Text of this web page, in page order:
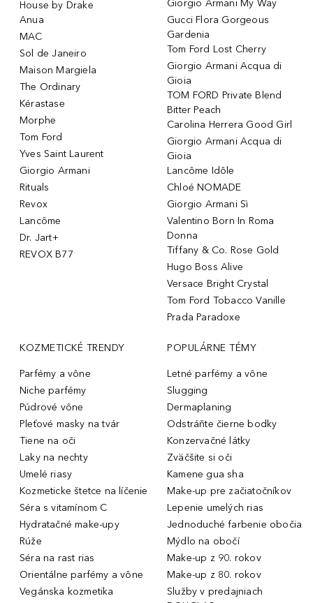
House by Drake
Anua
MAC
Sol de Janeiro
Maison Margiela
The Ordinary
Kérastase
Morphe
Tom Ford
Yves Saint Laurent
Giorgio Armani
Rituals
Revox
Lancôme
Dr. Jart+
REVOX B77
Giorgio Armani My Way
Gucci Flora Gorgeous
Gardenia
Tom Ford Lost Cherry
Giorgio Armani Acqua di
Gioia
TOM FORD Private Blend
Bitter Peach
Carolina Herrera Good Girl
Giorgio Armani Acqua di
Gioia
Lancôme Idôle
Chloé NOMADE
Giorgio Armani Sì
Valentino Born In Roma
Donna
Tiffany & Co. Rose Gold
Hugo Boss Alive
Versace Bright Crystal
Tom Ford Tobacco Vanille
Prada Paradoxe
KOZMETICKÉ TRENDY
Parfémy a vône
Niche parfémy
Púdrové vône
Pleťové masky na tvár
Tiene na oči
Laky na nechty
Umelé riasy
Kozmeticke štetce na líčenie
Séra s vitamínom C
Hydratačné make-upy
Rúže
Séra na rast rias
Orientálne parfémy a vône
Vegánska kozmetika
POPULÁRNE TÉMY
Letné parfémy a vône
Slugging
Dermaplaning
Odstráňte čierne bodky
Konzervačné látky
Zväčšite si oči
Kamene gua sha
Make-up pre začiatočníkov
Lepenie umelých rias
Jednoduché farbenie obočia
Mýdlo na obočí
Make-up z 90. rokov
Make-up z 80. rokov
Služby v predajniach